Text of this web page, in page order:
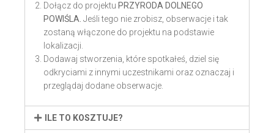
Dołącz do projektu PRZYRODA DOLNEGO
POWIŚLA. Jeśli tego nie zrobisz, obserwacje i tak
zostaną włączone do projektu na podstawie
lokalizacji.
Dodawaj stworzenia, które spotkałeś, dziel się
odkryciami z innymi uczestnikami oraz oznaczaj i
przeglądaj dodane obserwacje.
ILE TO KOSZTUJE?